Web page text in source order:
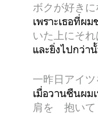
ボクが好き
เพราะเธอที่ผ
いた上にそ
และยิ่งไปกว่า
一昨日アイ
เมื่อวานซืนผม
肩を 抱い